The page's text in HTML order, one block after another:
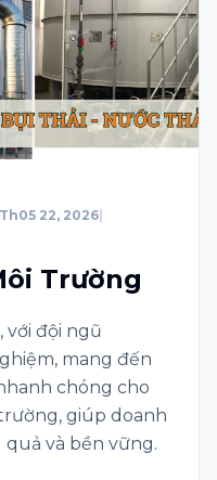
Th05 22, 2026
Trường
với đội ngũ
mang đến
chóng cho
giúp doanh
và bền vững.
Chính sách quyền
2 = ?